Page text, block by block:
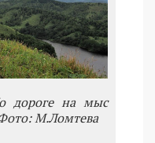
дороге на мыс
Фото: М.Ломтева